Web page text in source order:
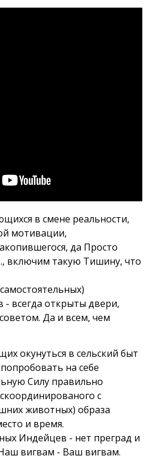
в смене реальности,
мотивации,
да Просто
включим такую Тишину, что
- всегда открыты двери,
Да и всем, чем
окунуться в сельский быт
на себе
Силу правильно
с
животных) образа
и время.
Индейцев - нет преград и
вигвам - Ваш вигвам.